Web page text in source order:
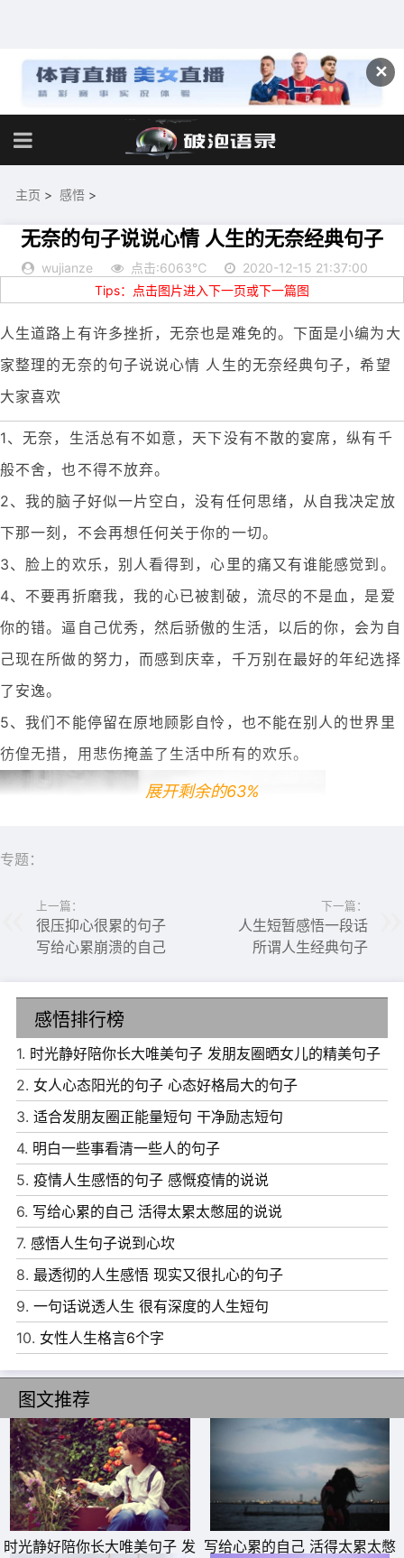
✕
主页 > 感悟 >
无奈的句子说说心情 人生的无奈经典句子
wujianze 点击:6063℃
2020-12-15 21:37:00
Tips：点击图片进入下一页或下一篇图
人生道路上有许多挫折，无奈也是难免的。下面是小编为大
家整理的无奈的句子说说心情 人生的无奈经典句子，希望
大家喜欢
1、无奈，生活总有不如意，天下没有不散的宴席，纵有千
般不舍，也不得不放弃。
2、我的脑子好似一片空白，没有任何思绪，从自我决定放
下那一刻，不会再想任何关于你的一切。
3、脸上的欢乐，别人看得到，心里的痛又有谁能感觉到。
4、不要再折磨我，我的心已被割破，流尽的不是血，是爱
你的错。逼自己优秀，然后骄傲的生活，以后的你，会为自
己现在所做的努力，而感到庆幸，千万别在最好的年纪选择
了安逸。
5、我们不能停留在原地顾影自怜，也不能在别人的世界里
彷偟无措，用悲伤掩盖了生活中所有的欢乐。
6、总要等到过了很久，总要等退无可退，才知道我们曾亲
手舍弃的东西，在之后的日子里，再也遇不到了。
7、人生最遗憾的，莫过于轻易地放弃了不该放弃的，固执
地坚持了不该坚持的。
8、生活真的好孤独，好似自己划着一艘木船，自己独行，
凛冽的寒风交加这刺骨的海水冲向我来，好无奈。
9、每走一段路，就给自己强加一个包袱，走得越远，所背
负的也越来越重，渐渐的，把自己弄得筋疲力尽，将生活过
成了疲惫不堪的模样。
10、生活就是这样的简单，吃饭睡觉做喜欢的事;生活就是
这样的艰辛，奔波算计做无奈的事。
展开剩余的63%
专题：
上一篇：
很压抑心很累的句子
写给心累崩溃的自己
下一篇：
人生短暂感悟一段话
所谓人生经典句子
感悟排行榜
1. 时光静好陪你长大唯美句子 发朋友圈晒女儿的精美句子
2. 女人心态阳光的句子 心态好格局大的句子
3. 适合发朋友圈正能量短句 干净励志短句
4. 明白一些事看清一些人的句子
5. 疫情人生感悟的句子 感慨疫情的说说
6. 写给心累的自己 活得太累太憋屈的说说
7. 感悟人生句子说到心坎
8. 最透彻的人生感悟 现实又很扎心的句子
9. 一句话说透人生 很有深度的人生短句
10. 女性人生格言6个字
图文推荐
时光静好陪你长大唯美句子 发 写给心累的自己 活得太累太憋